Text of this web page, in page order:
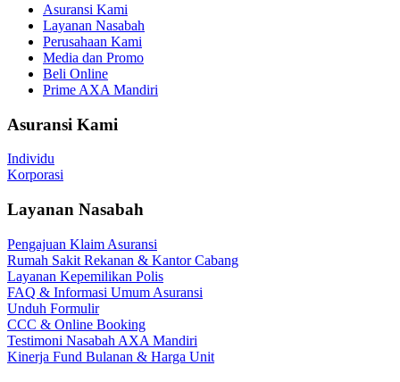
Asuransi Kami
Layanan Nasabah
Perusahaan Kami
Media dan Promo
Beli Online
Prime AXA Mandiri
Asuransi Kami
Individu
Korporasi
Layanan Nasabah
Pengajuan Klaim Asuransi
Rumah Sakit Rekanan & Kantor Cabang
Layanan Kepemilikan Polis
FAQ & Informasi Umum Asuransi
Unduh Formulir
CCC & Online Booking
Testimoni Nasabah AXA Mandiri
Kinerja Fund Bulanan & Harga Unit